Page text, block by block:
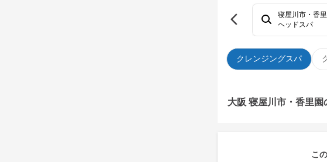
クレンジングスパ
寝屋川市・香
ヘッドスパ
大阪 寝屋川市・香里
こ